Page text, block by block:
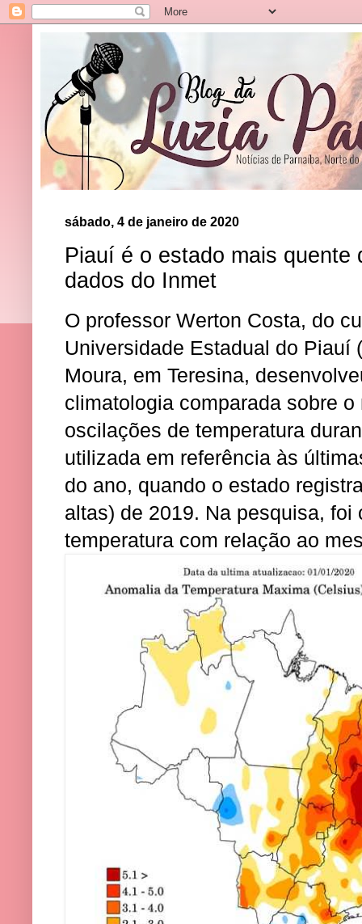
sábado, 4 de janeiro de 2020
Piauí é o estado mais quente
dados do Inmet
O professor Werton Costa, do
Universidade Estadual do Piauí
Moura, em Teresina,
climatologia comparada sobre
oscilações de temperatura
utilizada em referência às
do ano, quando o estado
altas) de 2019. Na pesquisa, foi
temperatura com relação ao